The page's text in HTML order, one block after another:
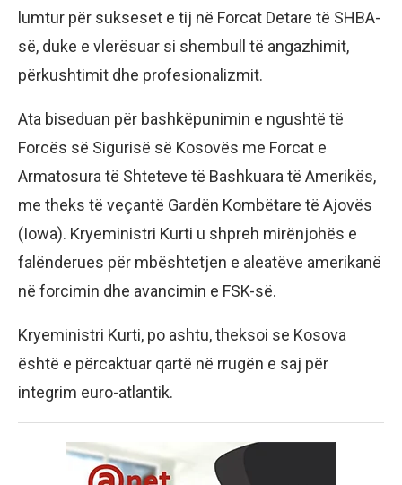
lumtur për sukseset e tij në Forcat Detare të SHBA-
së, duke e vlerësuar si shembull të angazhimit,
përkushtimit dhe profesionalizmit.
Ata biseduan për bashkëpunimin e ngushtë të
Forcës së Sigurisë së Kosovës me Forcat e
Armatosura të Shteteve të Bashkuara të Amerikës,
me theks të veçantë Gardën Kombëtare të Ajovës
(Iowa). Kryeministri Kurti u shpreh mirënjohës e
falënderues për mbështetjen e aleatëve amerikanë
në forcimin dhe avancimin e FSK-së.
Kryeministri Kurti, po ashtu, theksoi se Kosova
është e përcaktuar qartë në rrugën e saj për
integrim euro-atlantik.